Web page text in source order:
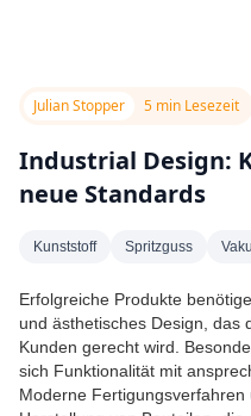
Julian Stopper 5 min Lesezeit
Industrial Design:
neue Standards
Kunststoff Spritzguss
Erfolgreiche Produkte
und ästhetisches Design, das
Kunden gerecht wird.
sich Funktionalität mit
Moderne